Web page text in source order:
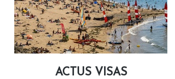
ACTUS VISAS